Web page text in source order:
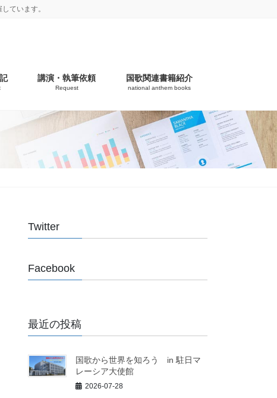
ています。
講演・執筆依頼
Request
国歌関連書籍紹介
national anthem books
Twitter
Facebook
最近の投稿
国歌から世界を知ろう in 駐日マ
レーシア大使館
2026-07-28